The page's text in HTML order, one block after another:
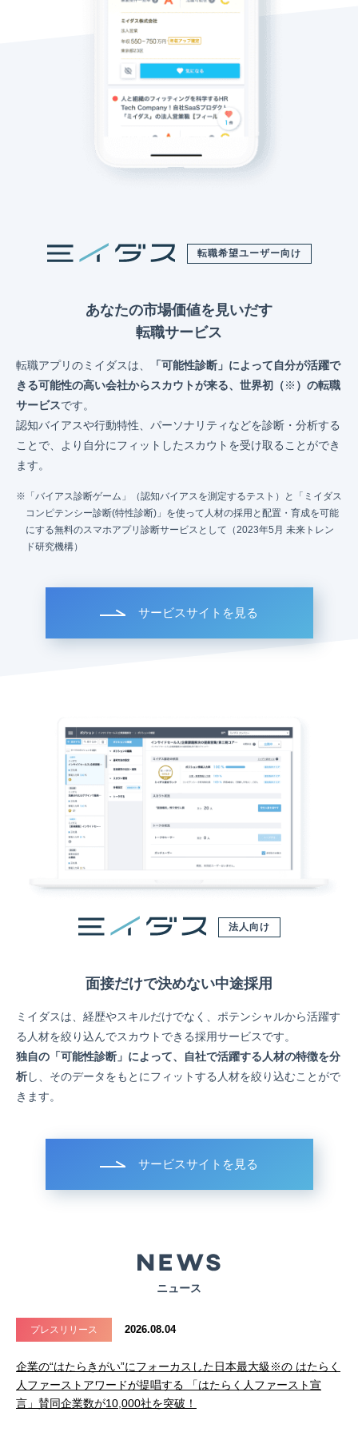
転職希望ユーザー向け
あなたの市場価値を見いだす
転職サービス
転職アプリのミイダスは、
「可能性診断」によって自分が活躍で
きる可能性の高い会社からスカウトが来る、世界初（※ ）の転職
サービスです。
認知バイアスや行動特性、パーソナリティなどを診断・分析する
ことで、より自分にフィットしたスカウトを受け取ることができ
ます。
「バイアス診断ゲーム」（認知バイアスを測定するテスト）と「ミイダス
コンピテンシー診断(特性診断)」を使って人材の採用と配置・育成を可能
にする無料のスマホアプリ診断サービスとして（2023年5月 未来トレン
ド研究機構）
サービスサイトを見る
法人向け
面接だけで決めない中途採用
ミイダスは、経歴やスキルだけでなく、ポテンシャルから活躍す
る人材を絞り込んでスカウトできる採用サービスです。
独自の「可能性診断」によって、自社で活躍する人材の特徴を分
析し、そのデータをもとにフィットする人材を絞り込むことがで
きます。
サービスサイトを見る
ニュース
プレスリリース 2026.08.04
企業の“はたらきがい”にフォーカスした日本最大級※の はたらく
人ファーストアワードが提唱する 「はたらく人ファースト宣
言」賛同企業数が10,000社を突破！